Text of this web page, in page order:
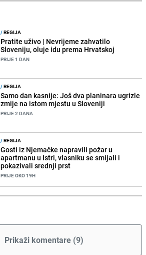
/REGIJA
Pratite uživo | Nevrijeme zahvatilo
Sloveniju, oluje idu prema Hrvatskoj
PRIJE 1 DAN
/REGIJA
Samo dan kasnije: Još dva planinara ugrizle
zmije na istom mjestu u Sloveniji
PRIJE 2 DANA
/REGIJA
Gosti iz Njemačke napravili požar u
apartmanu u Istri, vlasniku se smijali i
pokazivali srednji prst
PRIJE OKO 19H
Prikaži komentare (9)